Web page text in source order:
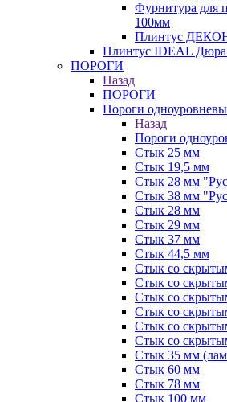
Фурнитура
100мм
Плинтус
Плинтус IDEAL
ПОРОГИ
Назад
ПОРОГИ
Пороги
Назад
Пороги
Стык 25 мм
Стык 19,5 мм
Стык 28 мм
Стык 38 мм
Стык 28 мм
Стык 29 мм
Стык 37 мм
Стык 44,5 мм
Стык со
Стык со
Стык со
Стык со
Стык со
Стык со
Стык 35 мм
Стык 60 мм
Стык 78 мм
Стык 100 мм